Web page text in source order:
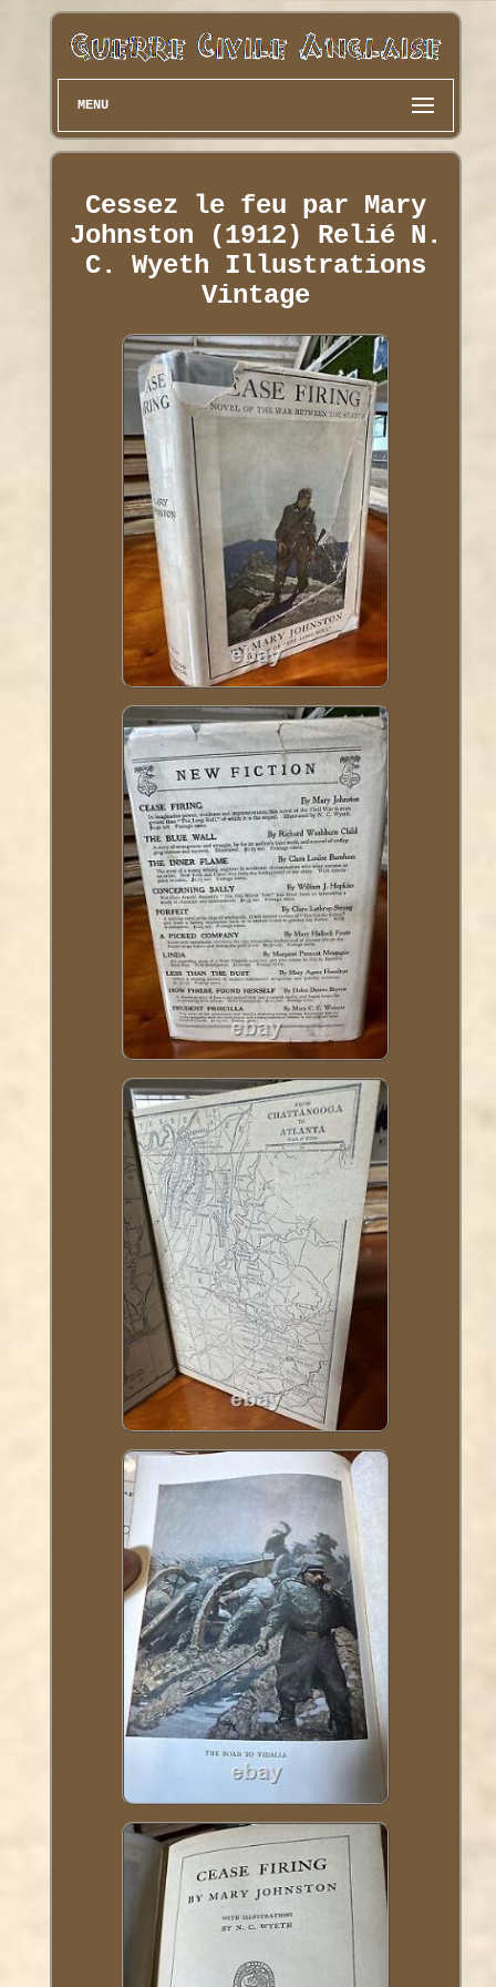
MENU
Cessez le feu par Mary
Johnston (1912) Relié N.
C. Wyeth Illustrations
Vintage